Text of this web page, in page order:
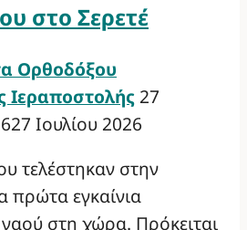
στο Σερετέ
Ορθοδόξου
Ιεραποστολής 27
27 Ιουλίου 2026
τελέστηκαν στην
πρώτα εγκαίνια
στη χώρα. Πρόκειται